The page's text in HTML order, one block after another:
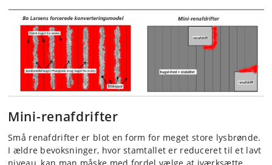
Mini-renafdrifter
Små renafdrifter er blot en form for meget store lysbrønde.
I ældre bevoksninger, hvor stamtallet er reduceret til et lavt